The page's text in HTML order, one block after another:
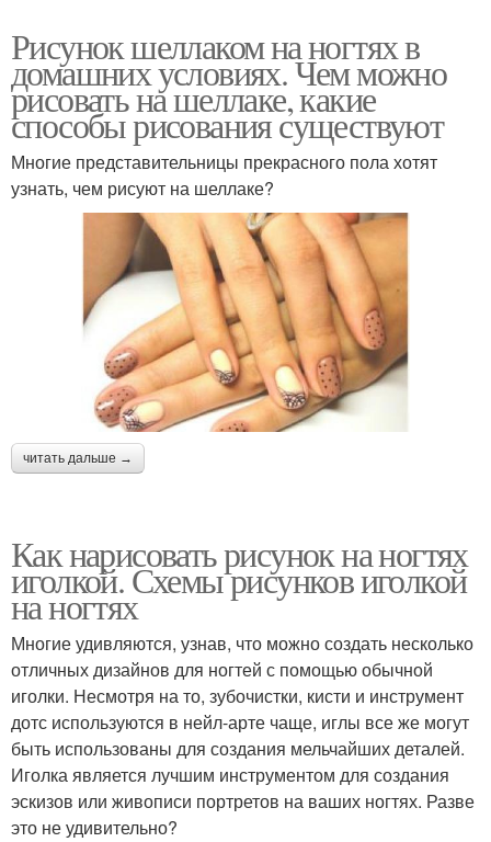
Рисунок шеллаком на ногтях в
домашних условиях. Чем можно
рисовать на шеллаке, какие
способы рисования существуют
Многие представительницы прекрасного пола хотят
узнать, чем рисуют на шеллаке?
читать дальше →
Как нарисовать рисунок на ногтях
иголкой. Схемы рисунков иголкой
на ногтях
Многие удивляются, узнав, что можно создать несколько
отличных дизайнов для ногтей с помощью обычной
иголки. Несмотря на то, зубочистки, кисти и инструмент
дотс используются в нейл-арте чаще, иглы все же могут
быть использованы для создания мельчайших деталей.
Иголка является лучшим инструментом для создания
эскизов или живописи портретов на ваших ногтях. Разве
это не удивительно?